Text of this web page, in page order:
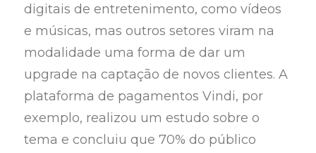
digitais de entretenimento, como vídeos
e músicas, mas outros setores viram na
modalidade uma forma de dar um
upgrade na captação de novos clientes. A
plataforma de pagamentos Vindi, por
exemplo, realizou um estudo sobre o
tema e concluiu que 70% do público